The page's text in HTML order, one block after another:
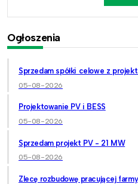
Ogłoszenia
Sprzedam spółki celowe z
05-08-2026
Projektowanie PV i BESS
05-08-2026
Sprzedam projekt PV - 21 MW
05-08-2026
Zlecę rozbudowę pracującej